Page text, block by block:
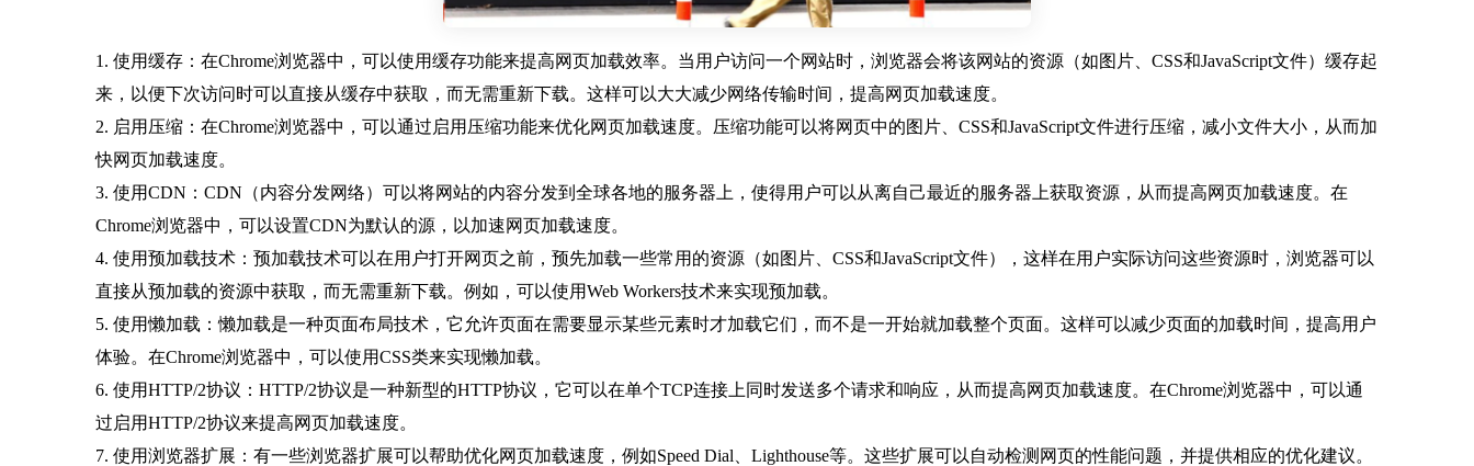
1. 使用缓存：在Chrome浏览器中，可以使用缓存功能来提高网页加载效率。当用户访问一个网站时，浏览器会将该网站的资源（如图片、CSS和JavaScript文件）缓存起
来，以便下次访问时可以直接从缓存中获取，而无需重新下载。这样可以大大减少网络传输时间，提高网页加载速度。
2. 启用压缩：在Chrome浏览器中，可以通过启用压缩功能来优化网页加载速度。压缩功能可以将网页中的图片、CSS和JavaScript文件进行压缩，减小文件大小，从而加
快网页加载速度。
3. 使用CDN：CDN（内容分发网络）可以将网站的内容分发到全球各地的服务器上，使得用户可以从离自己最近的服务器上获取资源，从而提高网页加载速度。在
Chrome浏览器中，可以设置CDN为默认的源，以加速网页加载速度。
4. 使用预加载技术：预加载技术可以在用户打开网页之前，预先加载一些常用的资源（如图片、CSS和JavaScript文件），这样在用户实际访问这些资源时，浏览器可以
直接从预加载的资源中获取，而无需重新下载。例如，可以使用Web Workers技术来实现预加载。
5. 使用懒加载：懒加载是一种页面布局技术，它允许页面在需要显示某些元素时才加载它们，而不是一开始就加载整个页面。这样可以减少页面的加载时间，提高用户
体验。在Chrome浏览器中，可以使用CSS类来实现懒加载。
6. 使用HTTP/2协议：HTTP/2协议是一种新型的HTTP协议，它可以在单个TCP连接上同时发送多个请求和响应，从而提高网页加载速度。在Chrome浏览器中，可以通
过启用HTTP/2协议来提高网页加载速度。
7. 使用浏览器扩展：有一些浏览器扩展可以帮助优化网页加载速度，例如Speed Dial、Lighthouse等。这些扩展可以自动检测网页的性能问题，并提供相应的优化建议。